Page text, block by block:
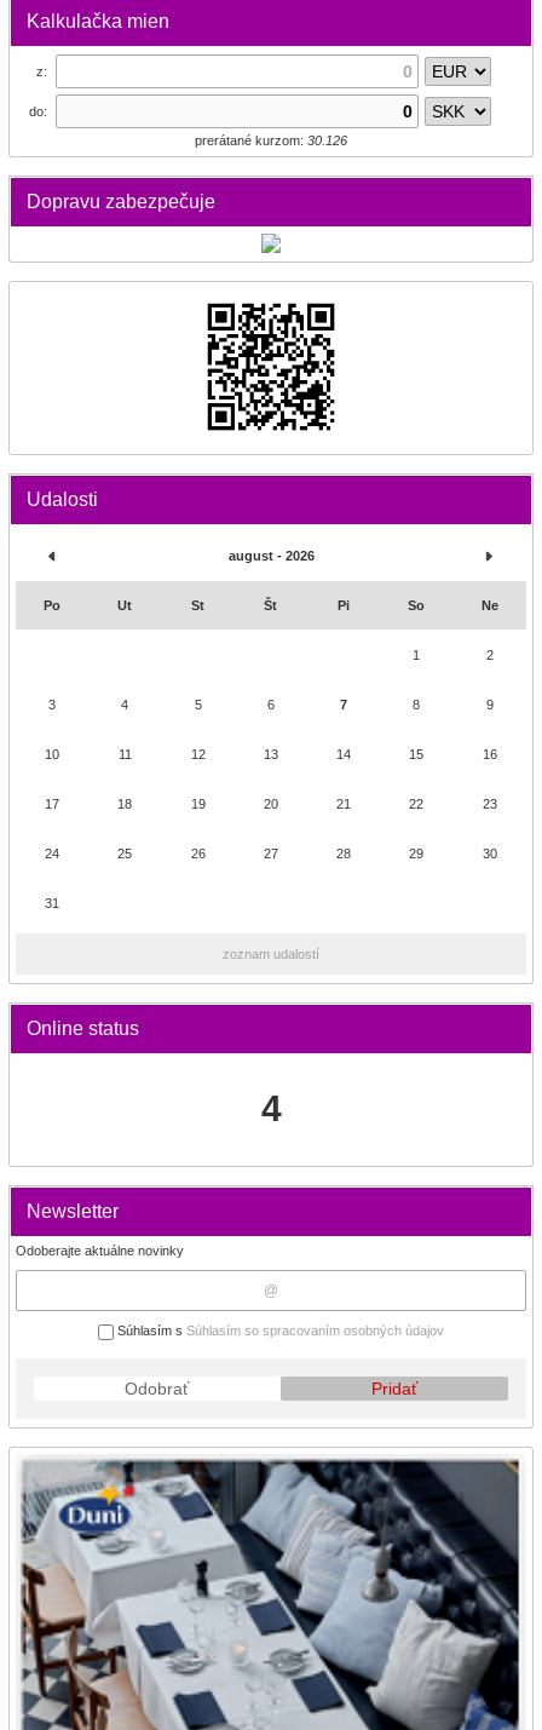
Kalkulačka mien
z:
do:
prerátané kurzom: 30.126
Dopravu zabezpečuje
Udalosti
august - 2026
Po Ut St Št Pi So Ne
1 2
3 4 5 6 7 8 9
10 11 12 13 14 15 16
17 18 19 20 21 22 23
24 25 26 27 28 29 30
31
zoznam udalostí
Online status
4
Newsletter
Odoberajte aktuálne novinky
Súhlasím s Súhlasím so spracovaním osobných údajov
Odobrať Pridať